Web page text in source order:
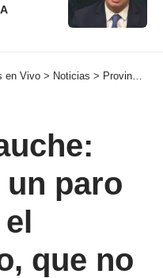
en Vivo > Noticias > Provinciales
un paro
que no